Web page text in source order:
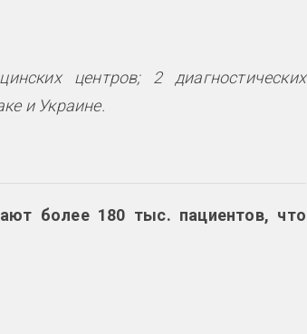
центров; 2 диагностических
и Украине.
более 180 тыс. пациентов, что